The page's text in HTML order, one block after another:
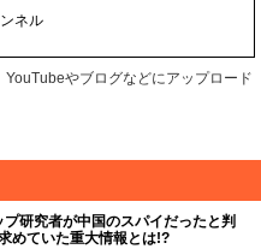
ネル
やブログなどにアップロード
プ研究者が中国のスパイだったと判
めていた重大情報とは!?